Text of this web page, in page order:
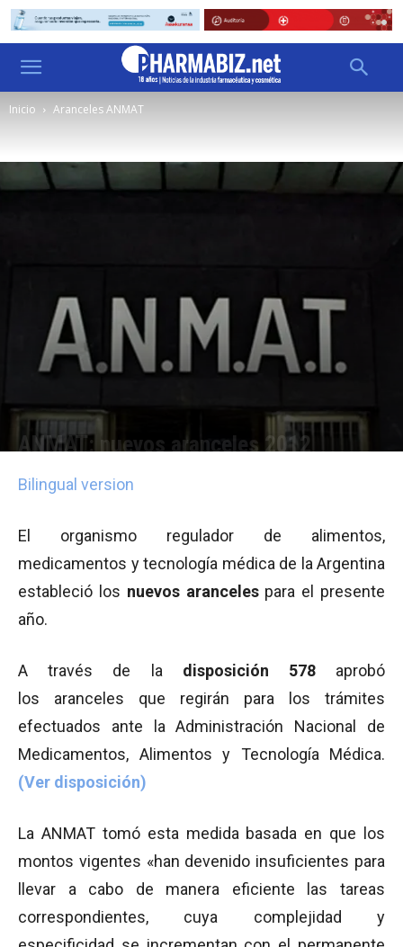
Inicio Aranceles ANMAT
ANMAT: nuevos aranceles 2012
Bilingual version
El organismo regulador de alimentos,
medicamentos y tecnología médica de la Argentina
estableció los nuevos arancelespara el presente
año.
A través de la disposición 578aprobó
los aranceles que regirán para los trámites
efectuados ante la Administración Nacional de
Medicamentos, Alimentos y Tecnología Médica.
(Ver disposición)
La ANMAT tomó esta medida basada en que los
montos vigentes «han devenido insuficientes para
llevar a cabo de manera eficiente las tareas
correspondientes, cuya complejidad y